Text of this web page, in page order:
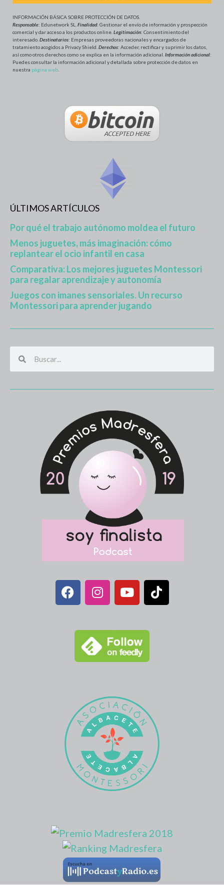
INFORMACIÓN BÁSICA SOBRE PROTECCIÓN DE DATOS
Responsable: Edunetwork SL. Finalidad: Gestionar el envío de información y prospección
comercial y dar acceso a los productos online. Legitimación: Consentimiento del
interesado. Destinatarios: Empresas proveedoras nacionales y encargados de
tratamiento acogidos a Privacy Shield. Derechos: Acceder, rectificar y suprimir los datos,
así como otros derechos como se explica en la información adicional. Información adicional:
Puedes consultar la información adicional y detallada sobre protección de datos en
nuestra página web
ÚLTIMOS ARTÍCULOS
Por qué el trabajo autónomo moldea el futuro
Menos juguetes, más imaginación: cómo
replantear el ocio infantil en casa
Comparativa: Los mejores juguetes Montessori
para regalar aprendizaje y autonomía
Juegos con imanes sensoriales. Un recurso
Montessori para aprender jugando